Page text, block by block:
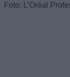
Foto: L’Oréal